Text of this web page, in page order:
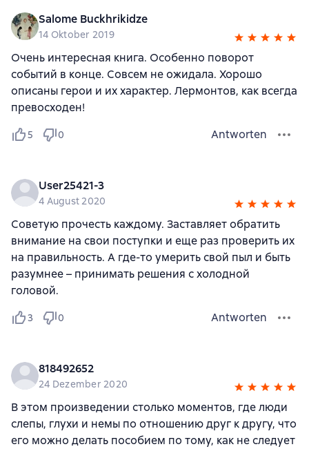
Salome Buckhrikidze
14 Oktober 2019
Очень интересная книга. Особенно поворот
событий в конце. Совсем не ожидала. Хорошо
описаны герои и их характер. Лермонтов, как всегда
превосходен!
5 0 Antworten
User25421-3
4 August 2020
Советую прочесть каждому. Заставляет обратить
внимание на свои поступки и еще раз проверить их
на правильность. А где-то умерить свой пыл и быть
разумнее – принимать решения с холодной
головой.
3 0 Antworten
818492652
24 Dezember 2020
В этом произведении столько моментов, где люди
слепы, глухи и немы по отношению друг к другу, что
его можно делать пособием по тому, как не следует